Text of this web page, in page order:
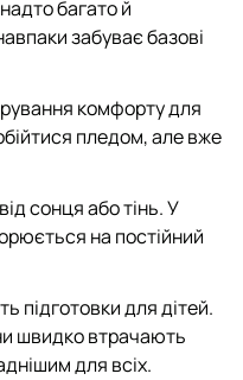
багато й
забуває базові
комфорту для
пледом, але вже
сонця або тінь. У
на постійний
підготовки для дітей.
швидко втрачають
для всіх.